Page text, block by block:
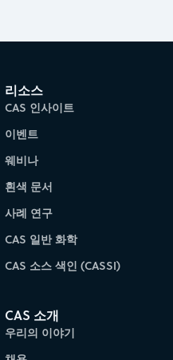
리소스
CAS 인사이트
이벤트
웨비나
흰색 문서
사례 연구
CAS 일반 화학
CAS 소스 색인 (CASSI)
CAS 소개
우리의 이야기